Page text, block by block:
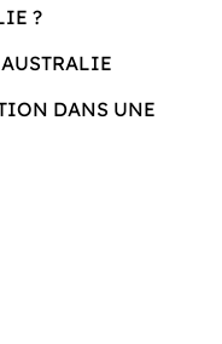
?
DANS UNE